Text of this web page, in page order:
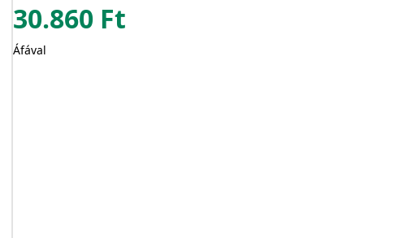
Öreg fa
kézműve
30.860 Ft
Áfával